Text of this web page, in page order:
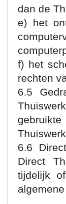
dan de
e) het
f) het
rechten
6.5
6.6
Direct
tijdelijk